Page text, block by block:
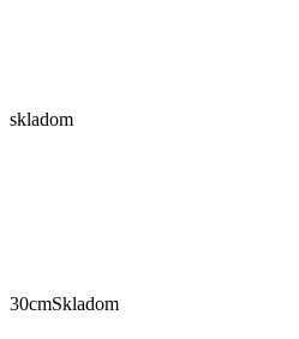
skladom
30cmSkladom